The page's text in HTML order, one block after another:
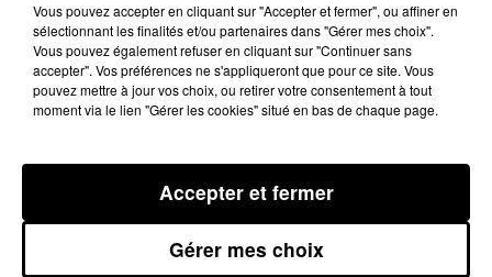
24 décembre 2023 - 1 min 13 sec
L'AGENDA DU GERS DU 24/12/2023 À 06H36
Vous pouvez accepter en cliquant sur "Accepter et fermer", ou affiner en
sélectionnant les finalités et/ou partenaires dans "Gérer mes choix".
Vous pouvez également refuser en cliquant sur "Continuer sans
accepter". Vos préférences ne s'appliqueront que pour ce site. Vous
pouvez mettre à jour vos choix, ou retirer votre consentement à tout
moment via le lien "Gérer les cookies" situé en bas de chaque page.
Gérer mes choix
Accepter et fermer